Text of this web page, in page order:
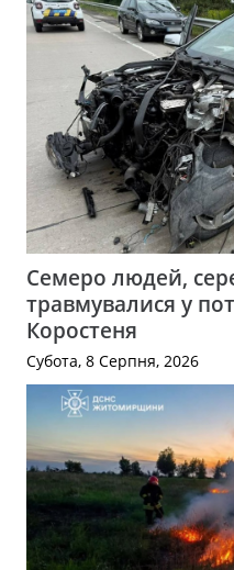
Семеро людей,
травмувалися у
Коростеня
Субота, 8 Серпня, 2026